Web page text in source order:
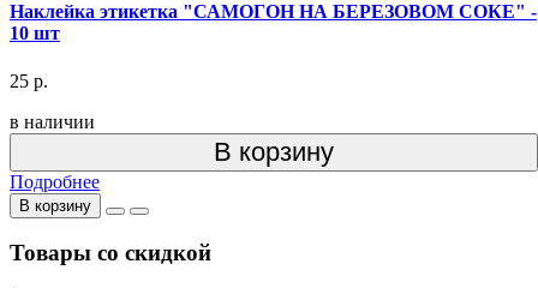
Наклейка этикетка "САМОГОН НА БЕРЕЗОВОМ СОКЕ" -
10 шт
25 р.
в наличии
В корзину
Подробнее
В корзину
Товары со скидкой